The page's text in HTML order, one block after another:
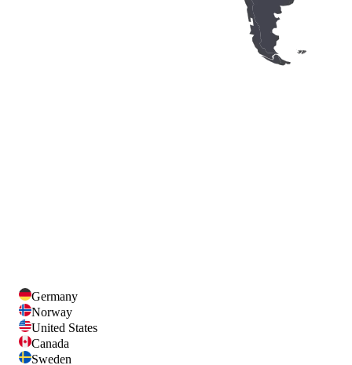
Germany
Norway
United States
Canada
Sweden